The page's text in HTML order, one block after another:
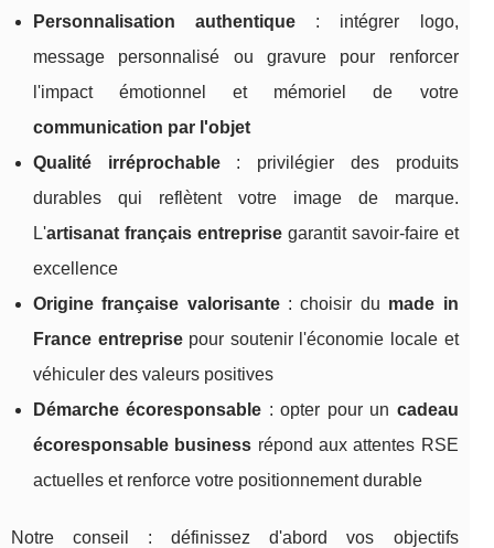
Personnalisation authentique : intégrer logo,
message personnalisé ou gravure pour renforcer
l'impact émotionnel et mémoriel de votre
communication par l'objet
Qualité irréprochable: privilégier des produits
durables qui reflètent votre image de marque.
L'artisanat français entreprisegarantit savoir-faire et
excellence
Origine française valorisante: choisir du made in
France entreprisepour soutenir l'économie locale et
véhiculer des valeurs positives
Démarche écoresponsable : opter pour un cadeau
écoresponsable business répond aux attentes RSE
actuelles et renforce votre positionnement durable
Notre conseil : définissez d'abord vos objectifs